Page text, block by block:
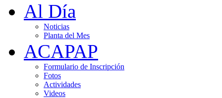
Al Día
Noticias
Planta del Mes
ACAPAP
Formulario de Inscripción
Fotos
Actividades
Videos